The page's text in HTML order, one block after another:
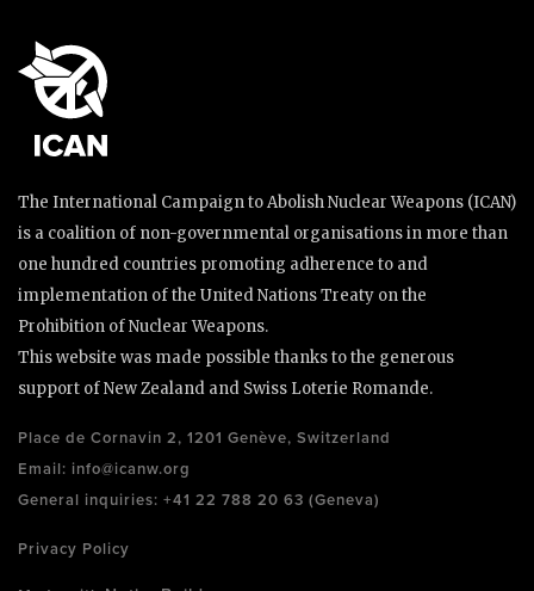
The International Campaign to Abolish Nuclear Weapons (ICAN)
is a coalition of non-governmental organisations in more than
one hundred countries promoting adherence to and
implementation of the United Nations Treaty on the
Prohibition of Nuclear Weapons.
This website was made possible thanks to the generous
support of New Zealand and Swiss Loterie Romande.
Place de Cornavin 2, 1201 Genève, Switzerland
Email: info@icanw.org
General inquiries: +41 22 788 20 63 (Geneva)
Privacy Policy